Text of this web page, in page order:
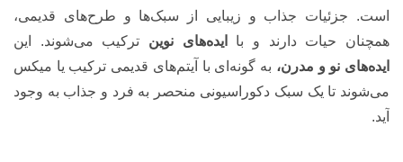
است. جزئیات جذاب و زیبایی از سبک‌ها و طرح‌های قدیمی،
همچنان حیات دارند و با
ایده‌های نوین ترکیب می‌شوند. این
ایده‌های نو و مدرن، به گونه‌ای با آیتم‌های قدیمی ترکیب یا میکس
می‌شوند تا یک سبک دکوراسیونی منحصر به فرد و جذاب به وجود
آید.